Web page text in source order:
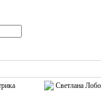
Светлана